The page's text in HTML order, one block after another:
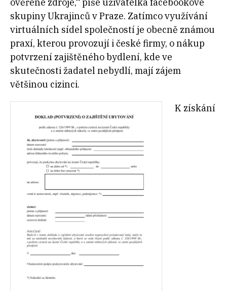
skupiny Ukrajinců vPraze. Zatímco využívání
virtuálních sídel společností je obecně známou
praxí, kterou provozují i české firmy, onákup
potvrzení zajištěného bydlení, kde ve
skutečnosti žadatel nebydlí, mají zájem
většinou cizinci.
K získání